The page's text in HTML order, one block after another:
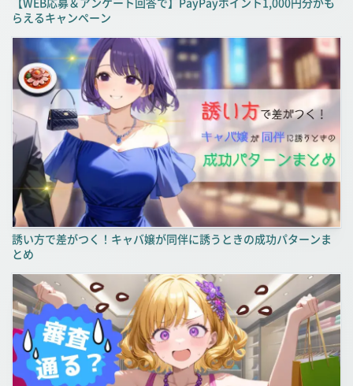
らえるキャンペーン
誘い方で差がつく！キャバ嬢が同伴に誘うときの成功パターンま
とめ